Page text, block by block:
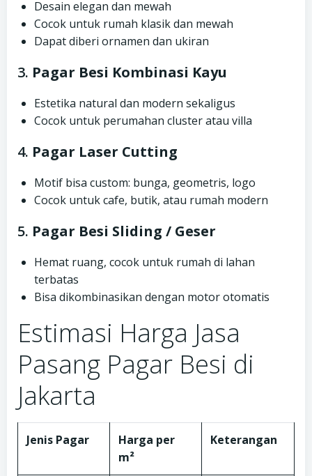
Desain elegan dan mewah
Cocok untuk rumah klasik dan mewah
Dapat diberi ornamen dan ukiran
3. Pagar Besi Kombinasi Kayu
Estetika natural dan modern sekaligus
Cocok untuk perumahan cluster atau villa
4. Pagar Laser Cutting
Motif bisa custom: bunga, geometris, logo
Cocok untuk cafe, butik, atau rumah modern
5. Pagar Besi Sliding / Geser
Hemat ruang, cocok untuk rumah di lahan
terbatas
Bisa dikombinasikan dengan motor otomatis
Estimasi Harga Jasa
Pasang Pagar Besi di
Jakarta
Jenis Pagar
Harga per
m²
Keterangan